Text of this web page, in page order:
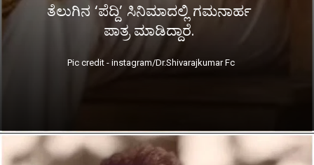
ತೆಲುಗಿನ ‘ಪೆದ್ದಿ’ ಸಿನಿಮಾದಲ್ಲಿ ಗಮನಾರ್ಹ
ಪಾತ್ರ ಮಾಡಿದ್ದಾರೆ.
Pic credit - instagram/Dr.Shivarajkumar Fc